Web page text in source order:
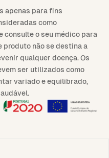
apenas para fins
como
consulte o seu médico para
não se destina a
qualquer doença. Os
ser utilizados como
variado e equilibrado,